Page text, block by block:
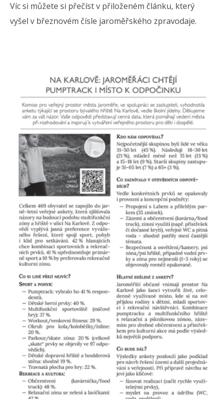
Víc si můžete si přečíst v přiloženém článku, který
vyšel v březnovém čísle jaroměřského zpravodaje.